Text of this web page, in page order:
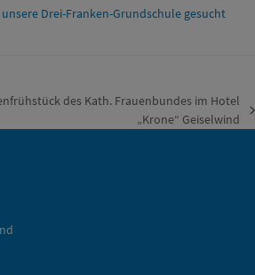
Drei-Franken-Grundschule gesucht
des Kath. Frauenbundes im Hotel
„Krone“ Geiselwind